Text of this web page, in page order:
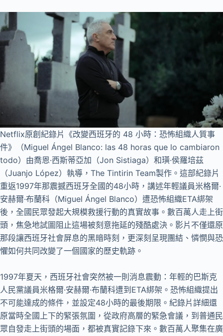
Netflix原創紀錄片《改變西班牙的 48 小時：恐怖組織人質事
件》（Miguel Ángel Blanco: las 48 horas que lo cambiaron
todo）由喬恩·西斯蒂亞加（Jon Sistiaga）和璜·侯羅培茲
（Juanjo López）執導，The Tintirin Team製作。這部紀錄片
重返1997年那震撼西班牙全國的48小時，講述年輕議員米格爾·
安赫爾·布蘭科（Miguel Ángel Blanco）遭恐怖組織ETA綁架
後，全國民眾發起大規模救援行動的真實故事。數百萬人走上街
頭，焦急地試圖阻止這場被刻意拖延的殘酷處決。影片不僅還原
那段讓西班牙社會屏息的黑暗時刻，更深刻呈現團結、憐憫與恐
懼如何共同改變了一個國家的歷史軌跡。
1997年夏天，西班牙社會突然被一則消息震動：年輕的巴斯克
人民黨議員米格爾·安赫爾·布蘭科遭到ETA綁架。恐怖組織提出
不可能達成的條件，並設定48小時的最後期限。紀錄片詳細還
原當時全國上下的緊張氛圍，從政府高層的緊急會議，到普通民
眾自發走上街頭的場面，都被真實記錄下來。數百萬人聚集在廣